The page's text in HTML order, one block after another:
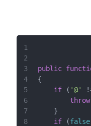
1
2
3
public
4
5
if ( '@'
6
throw
7
8
if (false